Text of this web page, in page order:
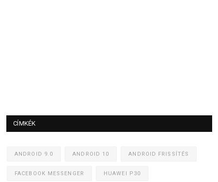
CÍMKÉK
ANDROID 9.0 ANDROID 10 ANDROID FRISSÍTÉS
FACEBOOK MESSENGER HUAWEI P30